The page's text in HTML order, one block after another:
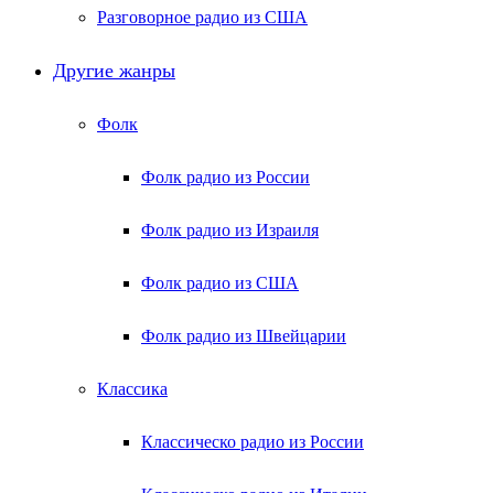
Разговорное радио из США
Другие жанры
Фолк
Фолк радио из России
Фолк радио из Израиля
Фолк радио из США
Фолк радио из Швейцарии
Классика
Классическо радио из России